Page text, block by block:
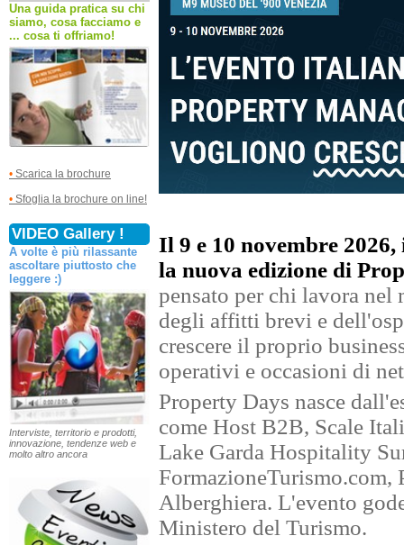
Una guida pratica su chi
siamo, cosa facciamo e
... cosa ti offriamo!
• Scarica la brochure
• Sfoglia la brochure on line!
VIDEO Gallery !
A volte è più rilassante
ascoltare piuttosto che
leggere :)
Interviste, territorio e prodotti,
innovazione, tendenze web e
molto altro ancora
Il 9 e 10 novembre
la nuova edizione di
pensato per chi lavora nel
degli affitti brevi e
crescere il proprio
operativi e occasioni di
Property Days nasce
come Host B2B, Scale
Lake Garda Hospitality
FormazioneTurismo.com,
Alberghiera. L'evento
Ministero del Turismo.